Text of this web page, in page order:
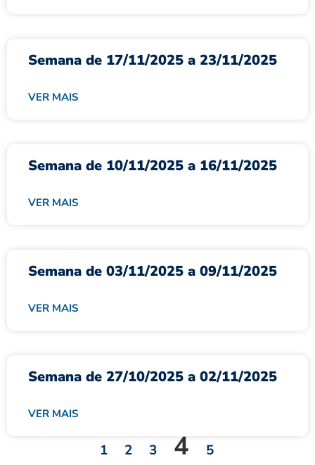
Semana de 17/11/2025 a 23/11/2025
VER MAIS
Semana de 10/11/2025 a 16/11/2025
VER MAIS
Semana de 03/11/2025 a 09/11/2025
VER MAIS
Semana de 27/10/2025 a 02/11/2025
VER MAIS
1 2 3 4 5